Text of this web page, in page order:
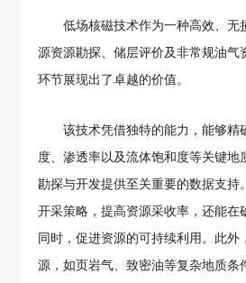
低场核磁技术作为一种高效、无
源资源勘探、储层评价及非常规油气
环节展现出了卓越的价值。
该技术凭借独特的能力，能够精
度、渗透率以及流体饱和度等关键地
勘探与开发提供至关重要的数据支持
开采策略，提高资源采收率，还能在
同时，促进资源的可持续利用。此外
源，如页岩气、致密油等复杂地质条